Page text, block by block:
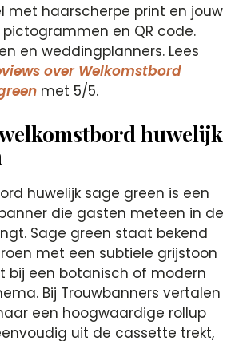
met haarscherpe print en jouw
en QR code.
en weddingplanners. Lees
over Welkomstbord
met 5/5.
huwelijk
huwelijk sage green is een
die gasten meteen in de
Sage green staat bekend
met een subtiele grijstoon
bij een botanisch of modern
Bij Trouwbanners vertalen
een hoogwaardige rollup
uit de cassette trekt,